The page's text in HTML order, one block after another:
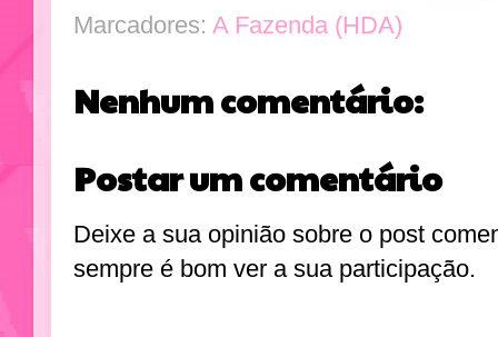
Marcadores: A Fazenda (HDA)
Nenhum comentário:
Postar um comentário
Deixe a sua opinião sobre o post
sempre é bom ver a sua participação.